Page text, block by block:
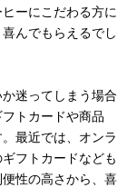
ーにこだわる方に
んでもらえるでし
迷ってしまう場合
トカードや商品
最近では、オンラ
フトカードなども
性の高さから、喜